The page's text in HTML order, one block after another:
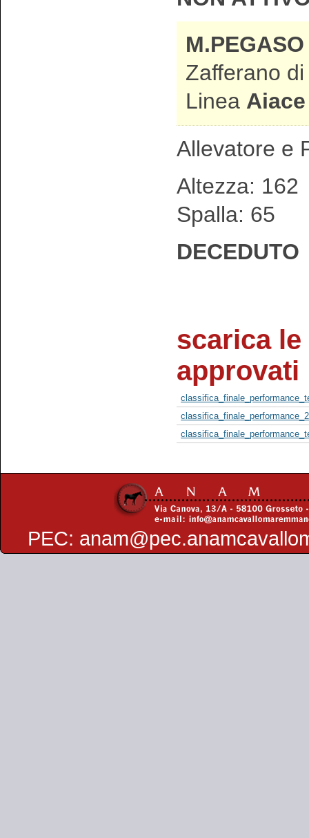
Zafferano
Linea Aiace
Allevatore e
Altezza:
Spalla: 65
DECEDUTO
scarica
approvati
PEC: